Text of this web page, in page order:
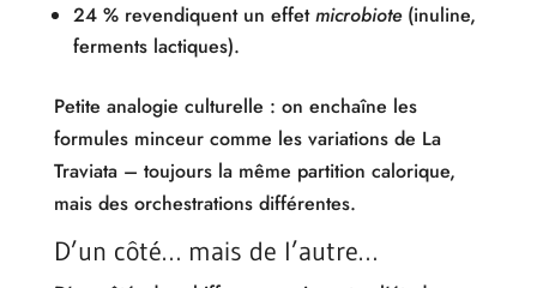
24 % revendiquent un effetmicrobiote(inuline,
ferments lactiques).
Petite analogie culturelle : on enchaîne les
formules minceur comme les variations de La
Traviata – toujours la même partition calorique,
mais des orchestrations différentes.
D’un côté… mais de l’autre…